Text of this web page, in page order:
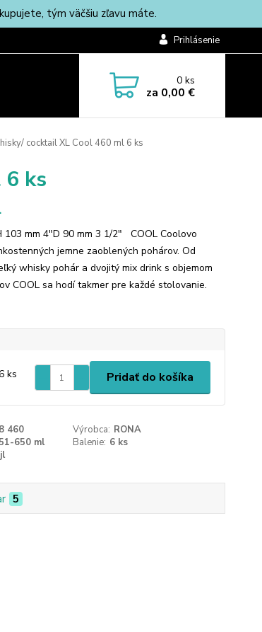
tým väčšiu zľavu máte.
Prihlásenie
0ks
za 0,00 €
cocktail XL Cool 460 ml 6 ks
ks
103 mm 4"D 90 mm 3 1/2" COOL Coolovo
jemne zaoblených pohárov. Od
whisky pohár a dvojitý mix drink s objemom
COOL sa hodí takmer pre každé stolovanie.
ks Pridať do košíka
460 Výrobca: RONA
650 ml Balenie: 6 ks
5